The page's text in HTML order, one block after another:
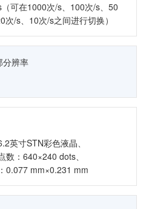
可在1000次/s、100次/s、50
次/s、10次/s之间进行切换）
分辨率
英寸STN彩色液晶、
数：640×240 dots、
0.077 mm×0.231 mm